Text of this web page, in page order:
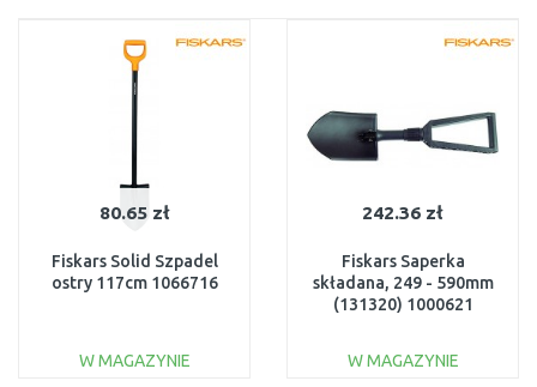
80.65 zł
Fiskars Solid Szpadel
ostry 117cm 1066716
W MAGAZYNIE
242.36 zł
Fiskars Saperka
składana, 249 - 590mm
(131320) 1000621
W MAGAZYNIE